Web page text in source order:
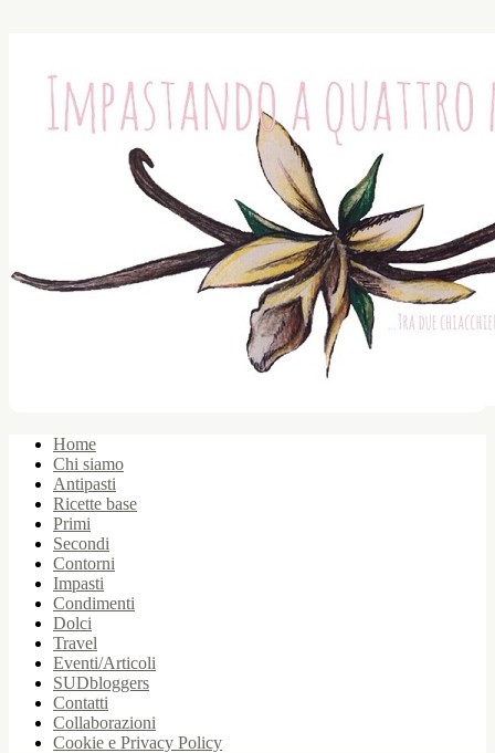
Home
Chi siamo
Antipasti
Ricette base
Primi
Secondi
Contorni
Impasti
Condimenti
Dolci
Travel
Eventi/Articoli
SUDbloggers
Contatti
Collaborazioni
Cookie e Privacy Policy